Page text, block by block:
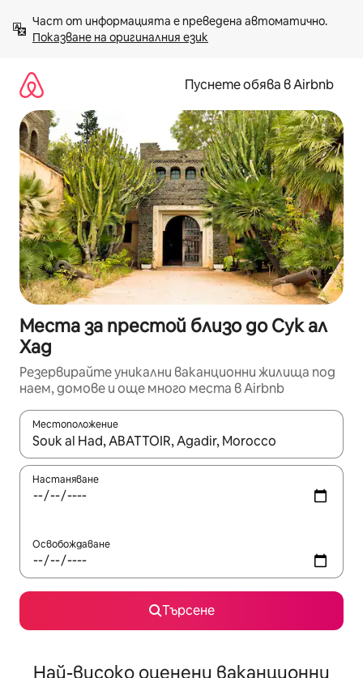
към
съдържанието
Показване на оригиналния език
Пуснете обява в Airbnb
Места за престой близо до Сук ал
Хад
Резервирайте уникални ваканционни жилища под
наем, домове и още много места в Airbnb
Местоположение
Когато резултатите се покажат, използвайте
Настаняване
Освобождаване
Търсене
Най-високо оценени ваканционни